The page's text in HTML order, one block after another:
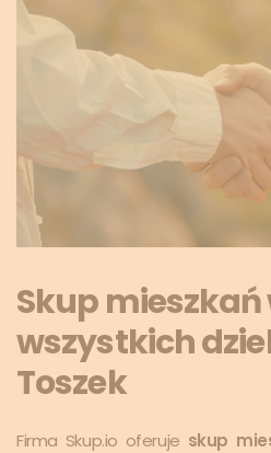
Skup mieszkań
wszystkich
Toszek
Firma Skup.io oferuje skup